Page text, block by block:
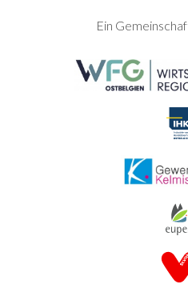
SEITENFUSS
Ein